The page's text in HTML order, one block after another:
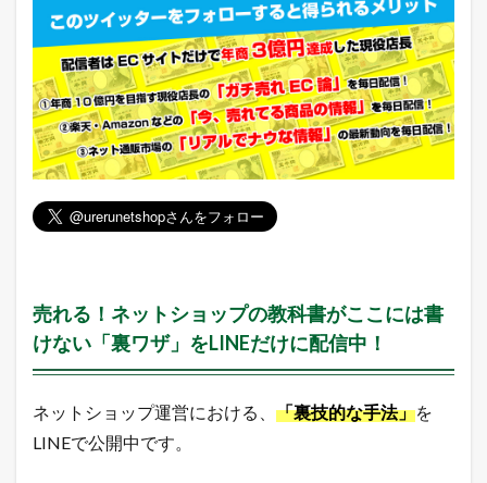
売れる！ネットショップの教科書がここには書
けない「裏ワザ」をLINEだけに配信中！
ネットショップ運営における、 「裏技的な手法」を
LINEで公開中です。